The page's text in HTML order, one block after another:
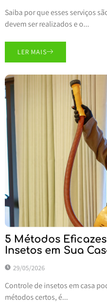
Saiba por que esses serviços
devem ser realizados e o...
LER MAIS
5 Métodos
Insetos em Sua
29/05/2026
Controle de insetos em casa
métodos certos, é...